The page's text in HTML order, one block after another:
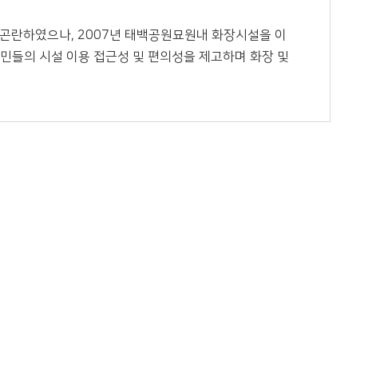
란하였으나, 2007년 태백공원묘원내 화장시설을 이
들의 시설 이용 접근성 및 편의성을 제고하며 화장 및